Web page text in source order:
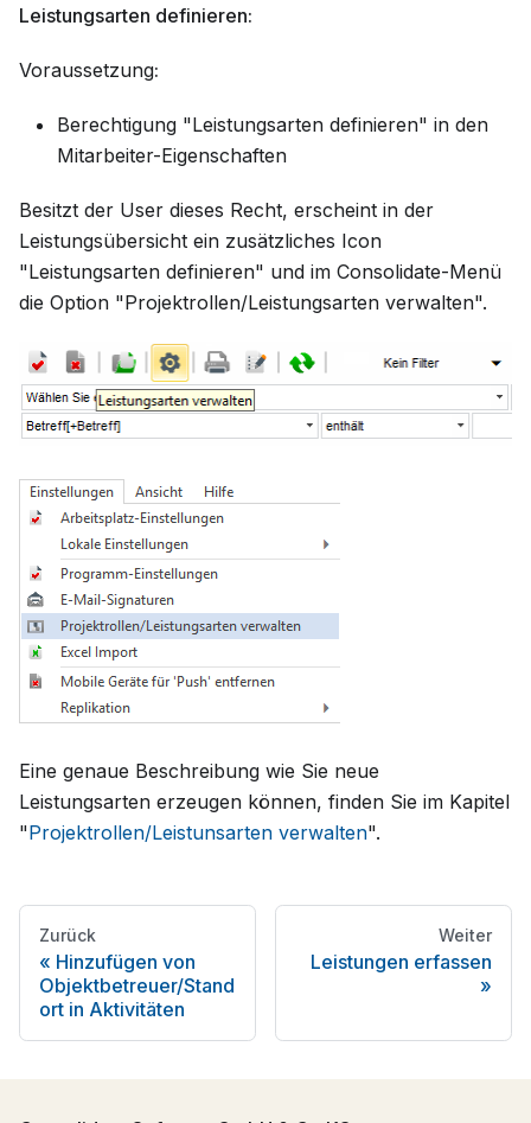
Leistungsarten definieren:
Voraussetzung:
Berechtigung "Leistungsarten definieren" in den
Mitarbeiter-Eigenschaften
Besitzt der User dieses Recht, erscheint in der
Leistungsübersicht ein zusätzliches Icon
"Leistungsarten definieren" und im Consolidate-Menü
die Option "Projektrollen/Leistungsarten verwalten".
Eine genaue Beschreibung wie Sie neue
Leistungsarten erzeugen können, finden Sie im Kapitel
"Projektrollen/Leistunsarten verwalten".
Zurück
Hinzufügen von
Objektbetreuer/Stand
ort in Aktivitäten
Weiter
Leistungen erfassen